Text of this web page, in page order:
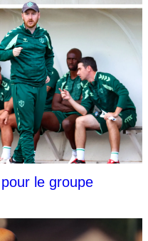
le groupe